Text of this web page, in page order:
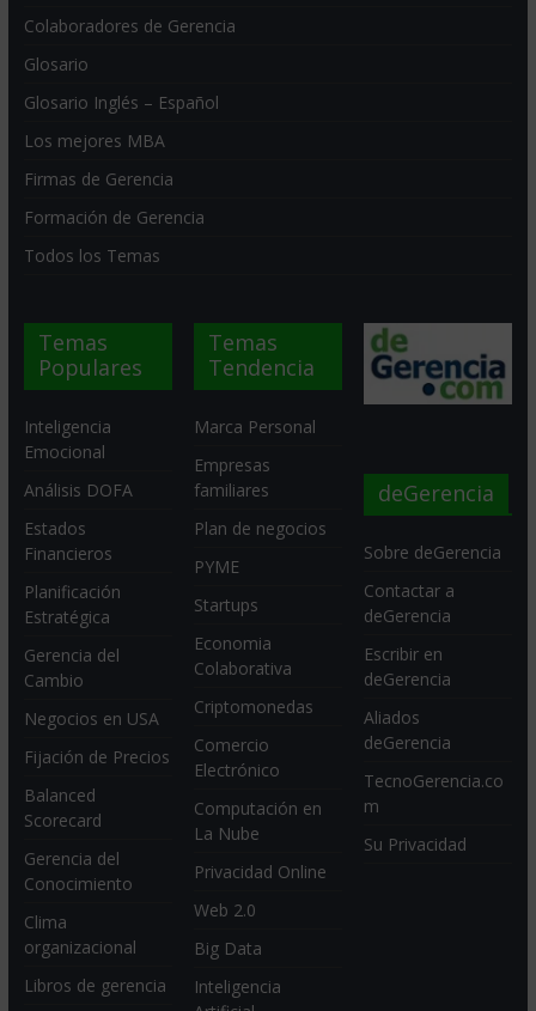
Colaboradores de Gerencia
Glosario
Glosario Inglés – Español
Los mejores MBA
Firmas de Gerencia
Formación de Gerencia
Todos los Temas
Temas
Populares
Inteligencia
Emocional
Análisis DOFA
Estados
Financieros
Planificación
Estratégica
Gerencia del
Cambio
Negocios en USA
Fijación de Precios
Balanced
Scorecard
Gerencia del
Conocimiento
Clima
organizacional
Libros de gerencia
Temas
Tendencia
Marca Personal
Empresas
familiares
Plan de negocios
PYME
Startups
Economia
Colaborativa
Criptomonedas
Comercio
Electrónico
Computación en
La Nube
Privacidad Online
Web 2.0
Big Data
Inteligencia
deGerencia
Sobre deGerencia
Contactar a
deGerencia
Escribir en
deGerencia
Aliados
deGerencia
TecnoGerencia.co
m
Su Privacidad